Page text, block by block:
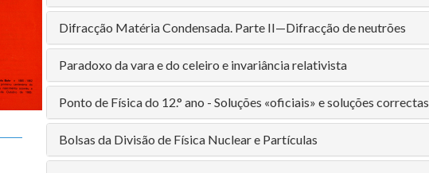
Difracção Matéria Condensada. Parte II—Difracção de neutrões
Paradoxo da vara e do celeiro e invariância relativista
Ponto de Física do 12.° ano - Soluções «oficiais» e soluções correctas
Bolsas da Divisão de Física Nuclear e Partículas